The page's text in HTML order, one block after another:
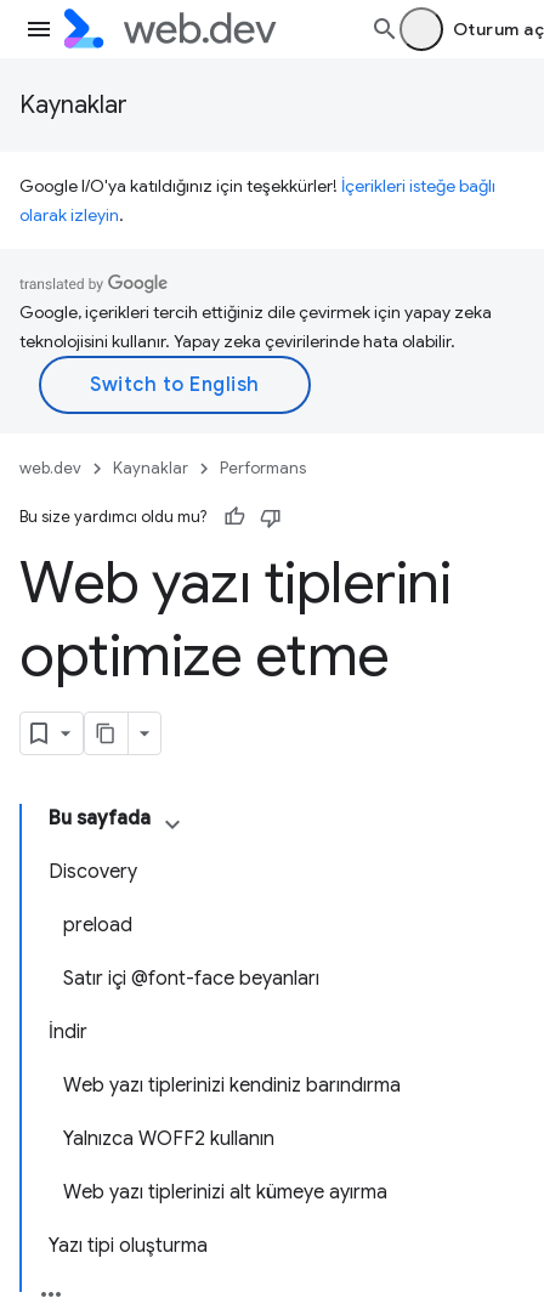
Oturum aç
Kaynaklar
Google I/O'ya katıldığınız için teşekkürler! İçerikleri isteğe bağlı
olarak izleyin.
Google, içerikleri tercih ettiğiniz dile çevirmek için yapay zeka
teknolojisini kullanır. Yapay zeka çevirilerinde hata olabilir.
web.dev Kaynaklar Performans
Bu size yardımcı oldu mu?
Web yazı tiplerini
optimize etme
Bu sayfada
Discovery
preload
Satır içi @font-face beyanları
İndir
Web yazı tiplerinizi kendiniz barındırma
Yalnızca WOFF2 kullanın
Web yazı tiplerinizi alt kümeye ayırma
Yazı tipi oluşturma